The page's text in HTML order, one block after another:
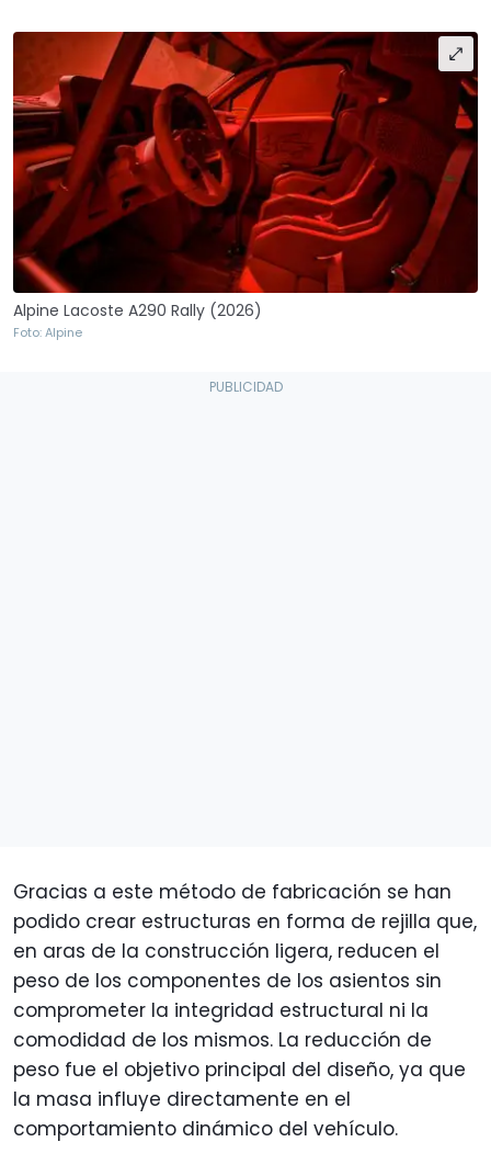
Alpine Lacoste A290 Rally (2026)
Foto: Alpine
Gracias a este método de fabricación se han
podido crear estructuras en forma de rejilla que,
en aras de la construcción ligera, reducen el
peso de los componentes de los asientos sin
comprometer la integridad estructural ni la
comodidad de los mismos. La reducción de
peso fue el objetivo principal del diseño, ya que
la masa influye directamente en el
comportamiento dinámico del vehículo.